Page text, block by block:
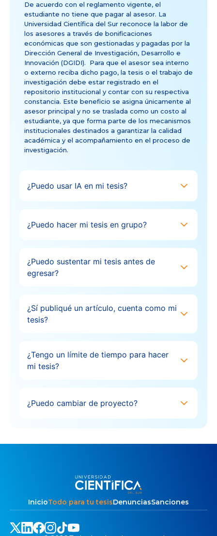
De acuerdo con el reglamento vigente, el
estudiante no tiene que pagar al asesor. La
Universidad Científica del Sur reconoce la labor de
los asesores a través de bonificaciones
económicas que son gestionadas y pagadas por la
Dirección General de Investigación, Desarrollo e
Innovación (DGIDI). Para que el asesor sea interno
o externo reciba dicho pago, la tesis o el trabajo de
investigación debe estar registrado en el
repositorio institucional y contar con su respectiva
constancia. Este beneficio se asigna únicamente al
asesor principal y no se traslada como un costo al
estudiante, ya que forma parte de los mecanismos
institucionales destinados a garantizar la calidad
académica y el acompañamiento en el proceso de
investigación.
¿Puedo usar IA en mi tesis?
¿Puedo hacer mi tesis en grupo?
¿Puedo sustentar mi tesis antes de
egresar?
¿Sí publiqué un artículo, cuenta como mi
tesis?
¿Tengo un límite de tiempo para hacer
mi tesis?
¿Puedo cambiar de proyecto?
InicioTodo para tu tesisDenunciasSanciones